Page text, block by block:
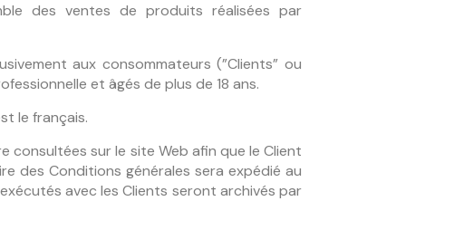
des ventes de produits réalisées par
aux consommateurs (”Clients” ou
et âgés de plus de 18 ans.
le français.
consultées sur le site Web afin que le Client
des Conditions générales sera expédié au
avec les Clients seront archivés par